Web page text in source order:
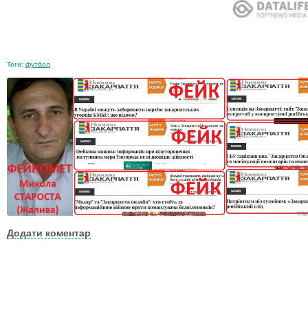
Теги: футбол
Додати коментар